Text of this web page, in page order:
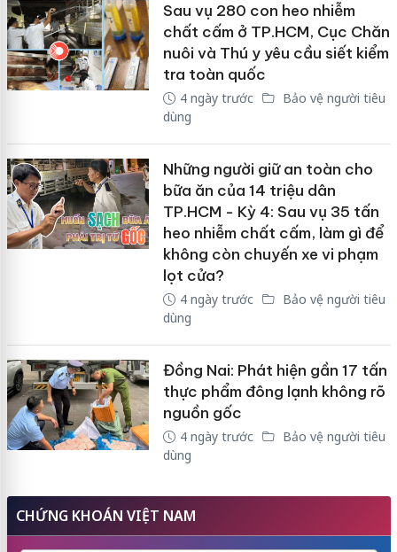
Sau vụ 280 con heo nhiễm
chất cấm ở TP.HCM, Cục Chăn
nuôi và Thú y yêu cầu siết kiểm
tra toàn quốc
4 ngày trước
Bảo vệ người tiêu
dùng
Những người giữ an toàn cho
bữa ăn của 14 triệu dân
TP.HCM - Kỳ 4: Sau vụ 35 tấn
heo nhiễm chất cấm, làm gì để
không còn chuyến xe vi phạm
lọt cửa?
4 ngày trước
Bảo vệ người tiêu
dùng
Đồng Nai: Phát hiện gần 17 tấn
thực phẩm đông lạnh không rõ
nguồn gốc
4 ngày trước
Bảo vệ người tiêu
dùng
CHỨNG KHOÁN VIỆT NAM